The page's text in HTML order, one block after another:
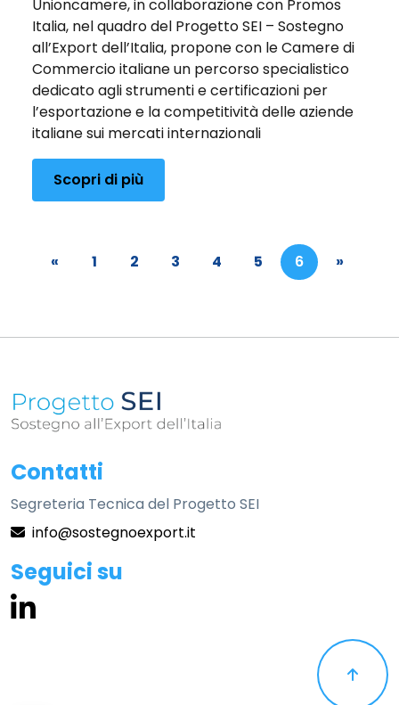
Unioncamere, in collaborazione con Promos
Italia, nel quadro del Progetto SEI – Sostegno
all’Export dell’Italia, propone con le Camere di
Commercio italiane un percorso specialistico
dedicato agli strumenti e certificazioni per
l’esportazione e la competitività delle aziende
italiane sui mercati internazionali
Scopri di più
« 1 2 3 4 5 6 »
Informazioni sul sito
Contatti
Segreteria Tecnica del Progetto SEI
info@sostegnoexport.it
Seguici su